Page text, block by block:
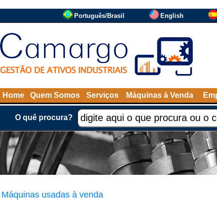
Português/Brasil English
Home Quem Somos Serviços Máquinas à Venda
O quê procura?
Máquinas usadas à venda